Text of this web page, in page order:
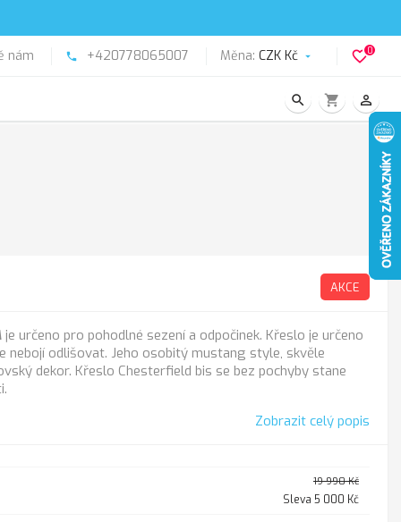
nám phone +420778065007 Měna: CZK Kč  favorite_border0
search shopping_cart person_outline
AKCE
je určeno pro pohodlné sezení a odpočinek. Křeslo je určeno
nebojí odlišovat. Jeho osobitý mustang style, skvěle
dekor. Křeslo Chesterfield bis se bez pochyby stane
Zobrazit celý popis
19 990 Kč
Sleva 5 000 Kč